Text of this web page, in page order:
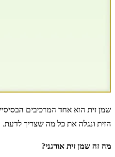
שמן זית הוא אחד המרכיבים
הזית ונגלה את כל מה שצריך לדעת.
מה זה שמן זית אורגני?